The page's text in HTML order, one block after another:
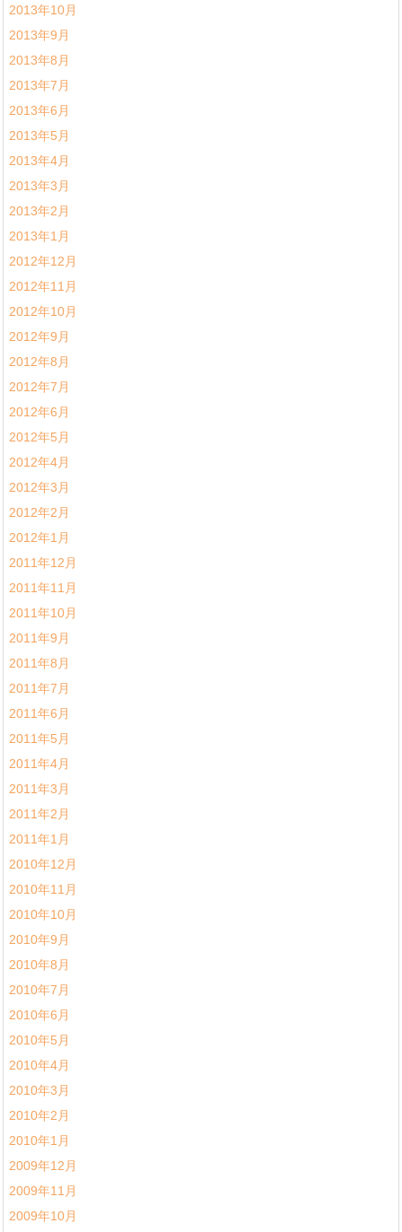
2013年10月
2013年9月
2013年8月
2013年7月
2013年6月
2013年5月
2013年4月
2013年3月
2013年2月
2013年1月
2012年12月
2012年11月
2012年10月
2012年9月
2012年8月
2012年7月
2012年6月
2012年5月
2012年4月
2012年3月
2012年2月
2012年1月
2011年12月
2011年11月
2011年10月
2011年9月
2011年8月
2011年7月
2011年6月
2011年5月
2011年4月
2011年3月
2011年2月
2011年1月
2010年12月
2010年11月
2010年10月
2010年9月
2010年8月
2010年7月
2010年6月
2010年5月
2010年4月
2010年3月
2010年2月
2010年1月
2009年12月
2009年11月
2009年10月